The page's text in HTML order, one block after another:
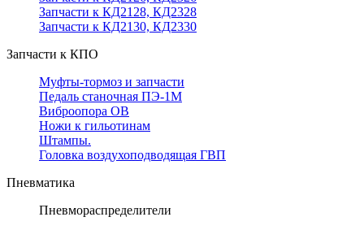
Запчасти к КД2128, КД2328
Запчасти к КД2130, КД2330
Запчасти к КПО
Муфты-тормоз и запчасти
Педаль станочная ПЭ-1М
Виброопора ОВ
Ножи к гильотинам
Штампы.
Головка воздухоподводящая ГВП
Пневматика
Пневмораспределители